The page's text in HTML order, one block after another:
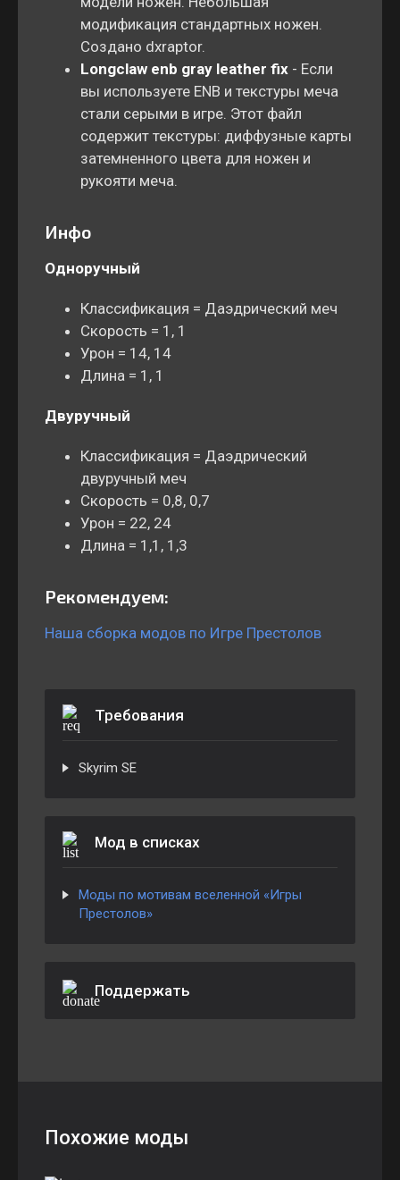
модификация стандартных ножен.
Создано dxraptor.
Longclaw enb gray leather fix - Если
вы используете ENB и текстуры меча
стали серыми в игре. Этот файл
содержит текстуры: диффузные карты
затемненного цвета для ножен и
рукояти меча.
Инфо
Одноручный
Классификация = Даэдрический меч
Скорость = 1, 1
Урон = 14, 14
Длина = 1, 1
Двуручный
Классификация = Даэдрический
двуручный меч
Скорость = 0,8, 0,7
Урон = 22, 24
Длина = 1,1, 1,3
Рекомендуем:
Наша сборка модов по Игре Престолов
Требования
Skyrim SE
Мод в списках
Моды по мотивам вселенной «Игры
Престолов»
Поддержать
Похожие моды